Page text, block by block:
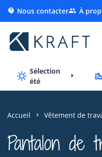
 Nous contacter À
Sélection
été
Accueil Vêtement de
Pantalon de